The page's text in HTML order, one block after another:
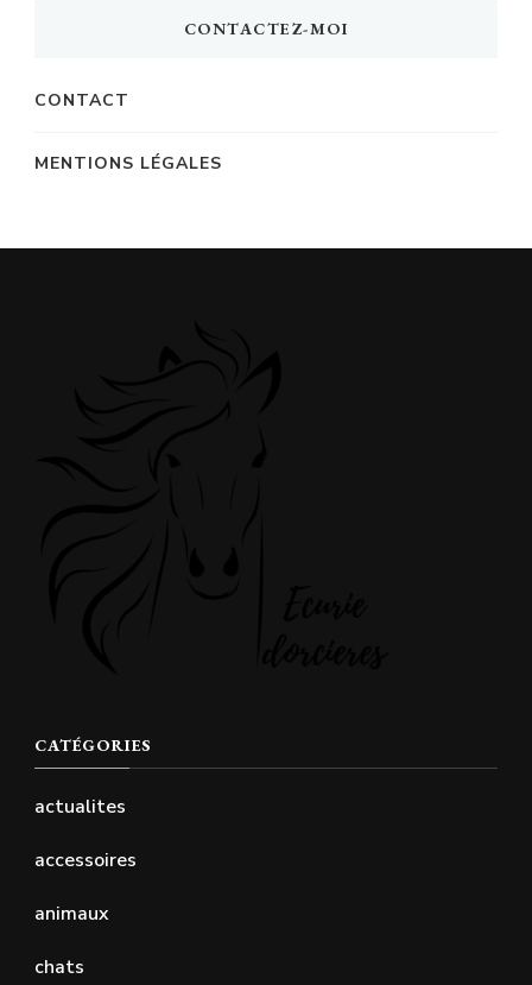
CONTACTEZ-MOI
CONTACT
MENTIONS LÉGALES
CATÉGORIES
actualites
accessoires
animaux
chats